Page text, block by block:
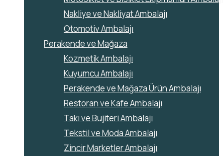
Nakliye ve Nakliyat Ambalajı
Otomotiv Ambalajı
Perakende ve Mağaza
Kozmetik Ambalajı
Kuyumcu Ambalajı
Perakende ve Mağaza Ürün Ambalajı
Restoran ve Kafe Ambalajı
Takı ve Bujiteri Ambalajı
Tekstil ve Moda Ambalajı
Zincir Marketler Ambalajı